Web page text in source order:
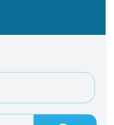
Αναζήτηση για: